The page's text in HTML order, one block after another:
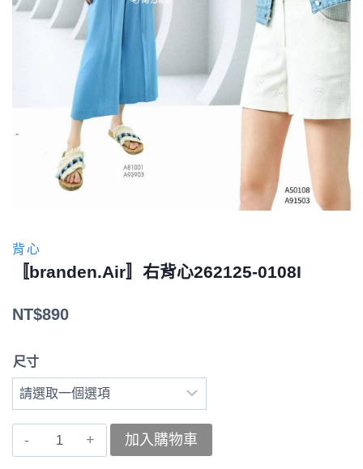
背心
〚branden.Air〛右背心262125-0108I
NT$890
尺寸
〚branden.Air〛加入購物車